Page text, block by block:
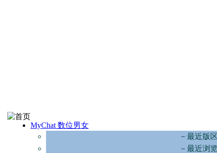
MyChat 数位男女
－最近版
－最近浏